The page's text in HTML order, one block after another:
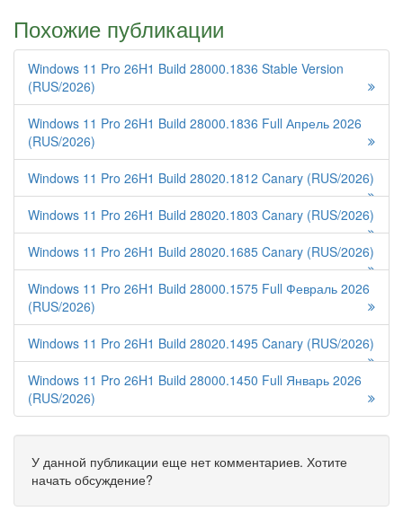
Похожие публикации
Windows 11 Pro 26H1 Build 28000.1836 Stable Version
(RUS/2026)
Windows 11 Pro 26H1 Build 28000.1836 Full Апрель 2026
(RUS/2026)
Windows 11 Pro 26H1 Build 28020.1812 Canary (RUS/2026)
Windows 11 Pro 26H1 Build 28020.1803 Canary (RUS/2026)
Windows 11 Pro 26H1 Build 28020.1685 Canary (RUS/2026)
Windows 11 Pro 26H1 Build 28000.1575 Full Февраль 2026
(RUS/2026)
Windows 11 Pro 26H1 Build 28020.1495 Canary (RUS/2026)
Windows 11 Pro 26H1 Build 28000.1450 Full Январь 2026
(RUS/2026)
У данной публикации еще нет комментариев. Хотите
начать обсуждение?